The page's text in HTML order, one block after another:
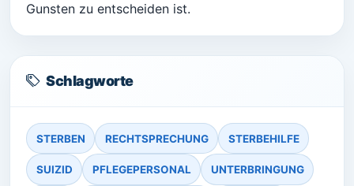
Gunsten zu entscheiden ist.
Schlagworte
STERBEN RECHTSPRECHUNG STERBEHILFE
SUIZID PFLEGEPERSONAL UNTERBRINGUNG